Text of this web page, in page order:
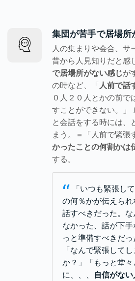
集団が苦手で居場所
人の集まりや会合、サ
昔から人見知りだと感
で居場所がない感じが
の時など、「 人前で話
０人２０人とかの前で
すことができない。」
と会話をする時には、
まう。＝「人前で緊張
かったことの何割かは
する。
“「いつも緊張し
の何％かが伝えら
話すべきだった。
なかった、話が下
っと準備すべきだっ
「なんで緊張して
か？」「もっと堂
に、、、
自信がな